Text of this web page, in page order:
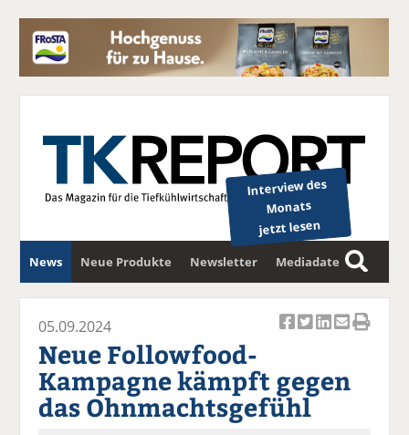
Interview des
Monats
jetzt lesen
News Neue Produkte Newsletter Mediadaten
S
u
c
k
el
a
k
el
t
k
el
k
05.09.2024
Neue Followfood-
Kampagne kämpft gegen
das Ohnmachtsgefühl